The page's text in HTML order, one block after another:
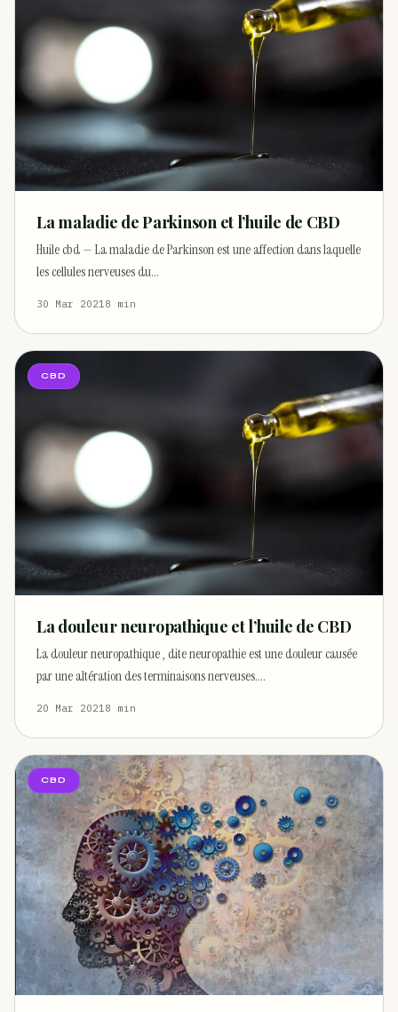
La maladie de Parkinson et l’huile de CBD
Huile cbd — La maladie de Parkinson est une affection dans laquelle
les cellules nerveuses du…
30 Mar 2021 8 min
CBD
La douleur neuropathique et l’huile de CBD
La douleur neuropathique , dite neuropathie est une douleur causée
par une altération des terminaisons nerveuses.…
20 Mar 20218 min
CBD